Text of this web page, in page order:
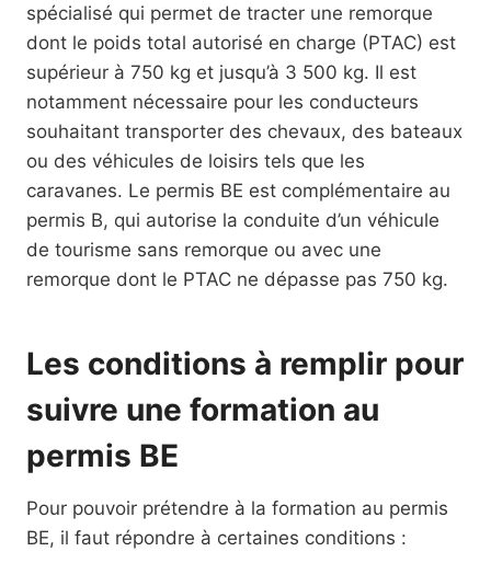
spécialisé qui permet de tracter une remorque
dont le poids total autorisé en charge (PTAC) est
supérieur à 750 kg et jusqu’à 3 500 kg. Il est
notamment nécessaire pour les conducteurs
souhaitant transporter des chevaux, des bateaux
ou des véhicules de loisirs tels que les
caravanes. Le permis BE est complémentaire au
permis B, qui autorise la conduite d’un véhicule
de tourisme sans remorque ou avec une
remorque dont le PTAC ne dépasse pas 750 kg.
Les conditions à remplir pour
suivre une formation au
permis BE
Pour pouvoir prétendre à la formation au permis
BE, il faut répondre à certaines conditions :